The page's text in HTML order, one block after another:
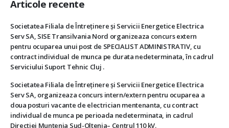
Articole recente
Societatea Filiala de Întreţinere şi Servicii Energetice Electrica
Serv SA, SISE Transilvania Nord organizeaza concurs extern
pentru ocuparea unui post de SPECIALIST ADMINISTRATIV, cu
contract individual de munca pe durata nedeterminata, în cadrul
Serviciului Suport Tehnic Cluj .
Societatea Filiala de Întreţinere şi Servicii Energetice Electrica
Serv SA, organizeaza concurs intern/extern pentru ocuparea a
doua posturi vacante de electrician mentenanta, cu contract
individual de munca pe perioada nedeterminata, in cadrul
Directiei Muntenia Sud-Oltenia– Centrul 110 kV.